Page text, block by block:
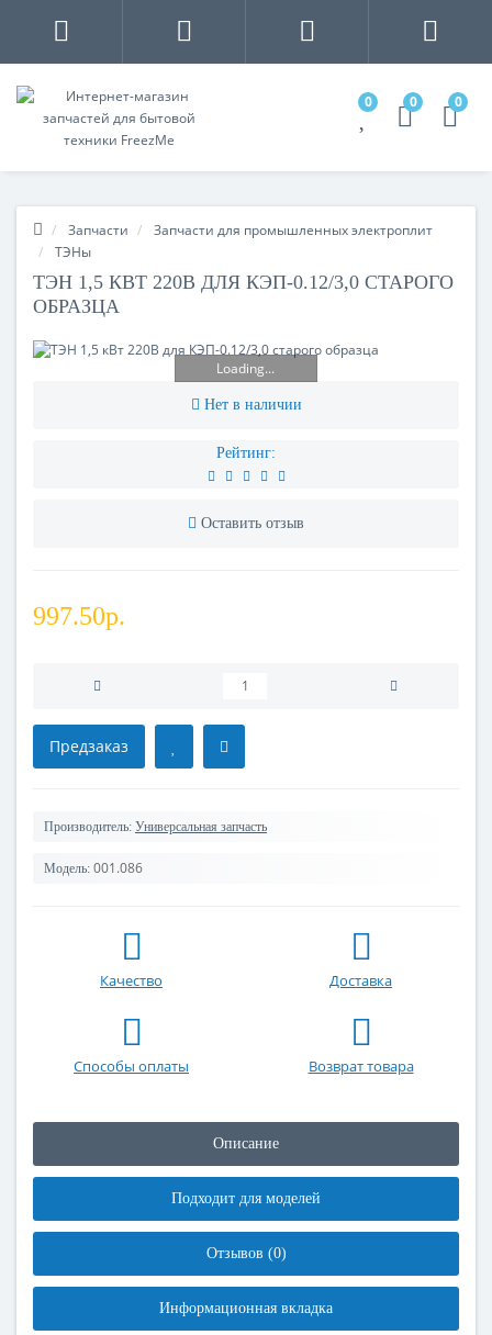
0 0 0
Запчасти
Запчасти для промышленных электроплит
ТЭНы
ТЭН 1,5 КВТ 220В ДЛЯ КЭП-0.12/3,0 СТАРОГО
ОБРАЗЦА
Loading...
Нет в наличии
Рейтинг:
Оставить отзыв
997.50р.
Предзаказ
Производитель: Универсальная запчасть
Модель: 001.086
Качество Доставка
Способы оплаты Возврат товара
Описание
Подходит для моделей
Отзывов (0)
Информационная вкладка